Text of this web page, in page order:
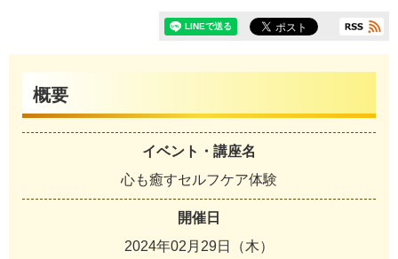
概要
イベント・講座名
心も癒すセルフケア体験
開催日
2024年02月29日（木）